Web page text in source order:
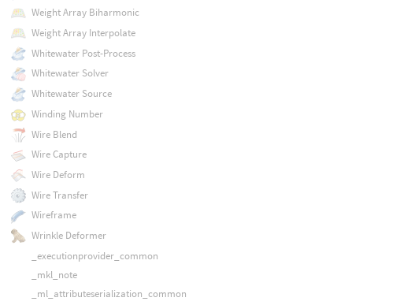
Weight Array Biharmonic
Weight Array Interpolate
Whitewater Post-Process
Whitewater Solver
Whitewater Source
Winding Number
Wire Blend
Wire Capture
Wire Deform
Wire Transfer
Wireframe
Wrinkle Deformer
_executionprovider_common
_mkl_note
_ml_attributeserialization_common